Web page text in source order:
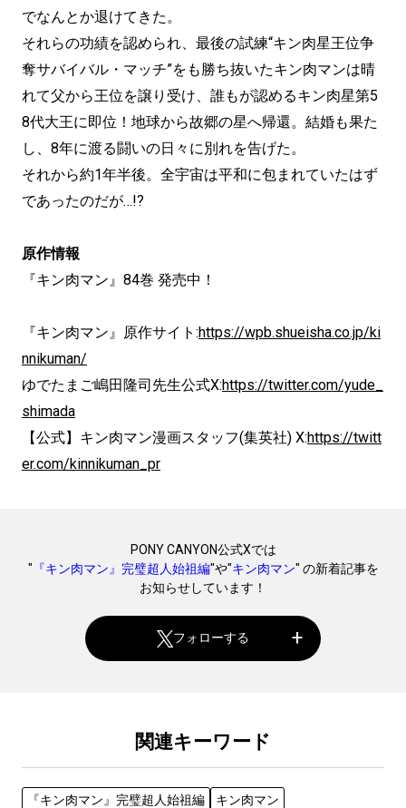
でなんとか退けてきた。
それらの功績を認められ、最後の試練“キン肉星王位争
奪サバイバル・マッチ”をも勝ち抜いたキン肉マンは晴
れて父から王位を譲り受け、誰もが認めるキン肉星第5
8代大王に即位！地球から故郷の星へ帰還。結婚も果た
し、8年に渡る闘いの日々に別れを告げた。
それから約1年半後。全宇宙は平和に包まれていたはず
であったのだが…!?
原作情報
『キン肉マン』84巻 発売中！
『キン肉マン』原作サイト:https://wpb.shueisha.co.jp/ki
nnikuman/
ゆでたまご嶋田隆司先生公式X:https://twitter.com/yude_
shimada
【公式】キン肉マン漫画スタッフ(集英社) X:https://twitt
er.com/kinnikuman_pr
PONY CANYON公式Xでは
" 『キン肉マン』完璧超人始祖編"や"キン肉マン" の新着記事を
お知らせしています！
フォローする
関連キーワード
『キン肉マン』完璧超人始祖編 キン肉マン